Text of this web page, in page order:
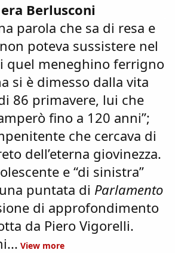
Berlusconi
parola che sa di resa e
poteva sussistere nel
quel meneghino ferrigno
si è dimesso dalla vita
86 primavere, lui che
fino a 120 anni”;
che cercava di
dell’eterna giovinezza.
e “di sinistra”
puntata di Parlamento
di approfondimento
da Piero Vigorelli.
View more